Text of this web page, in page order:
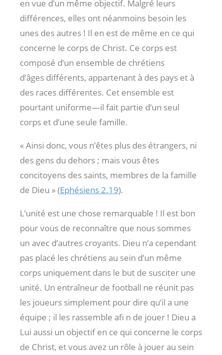
en vue d’un même objectif. Malgré leurs
différences, elles ont néanmoins besoin les
unes des autres ! Il en est de même en ce qui
concerne le corps de Christ. Ce corps est
composé d’un ensemble de chrétiens
d’âges différents, appartenant à des pays et à
des races différentes. Cet ensemble est
pourtant uniforme—il fait partie d’un seul
corps et d’une seule famille.
« Ainsi donc, vous n’êtes plus des étrangers, ni
des gens du dehors ; mais vous êtes
concitoyens des saints, membres de la famille
de Dieu » (Ephésiens 2.19).
L’unité est une chose remarquable ! Il est bon
pour vous de reconnaître que nous sommes
un avec d’autres croyants. Dieu n’a cependant
pas placé les chrétiens au sein d’un même
corps uniquement dans le but de susciter une
unité. Un entraîneur de football ne réunit pas
les joueurs simplement pour dire qu’il a une
équipe ; il les rassemble afi n de jouer ! Dieu a
Lui aussi un objectif en ce qui concerne le corps
de Christ, et vous avez un rôle à jouer au sein